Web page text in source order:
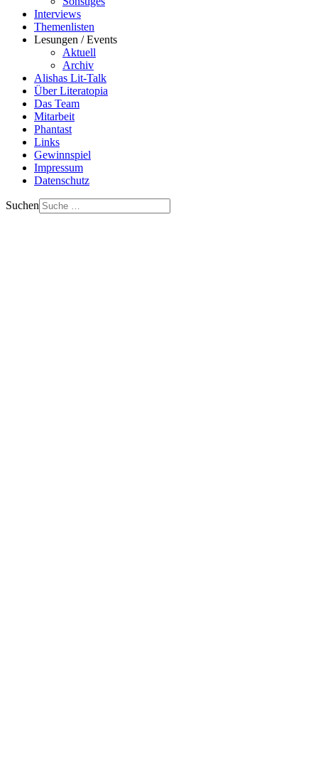
Interviews
Themenlisten
Lesungen / Events
Aktuell
Archiv
Alishas Lit-Talk
Über Literatopia
Das Team
Mitarbeit
Phantast
Links
Gewinnspiel
Impressum
Datenschutz
Suchen